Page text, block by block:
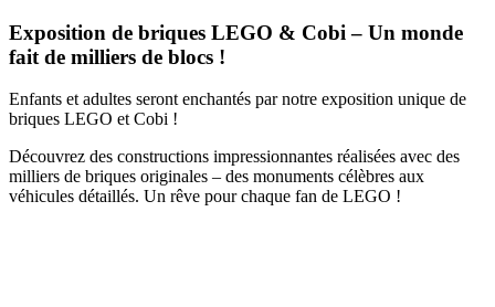
Exposition de briques LEGO & Cobi – Un monde
fait de milliers de blocs !
Enfants et adultes seront enchantés par notre exposition unique de
briques LEGO et Cobi !
Découvrez des constructions impressionnantes réalisées avec des
milliers de briques originales – des monuments célèbres aux
véhicules détaillés. Un rêve pour chaque fan de LEGO !